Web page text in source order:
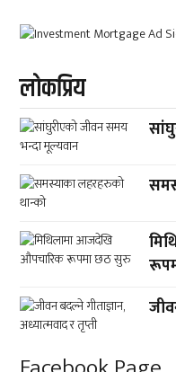
लाेकप्रिय